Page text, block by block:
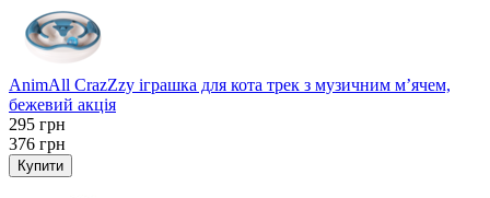
AnimAll CrazZzy іграшка для кота трек з музичним м’ячем,
бежевий акція
295 грн
376 грн
Купити